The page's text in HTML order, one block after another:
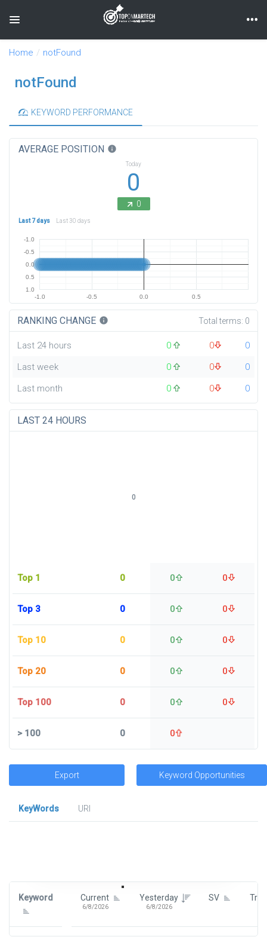
Toggle navigation
Home notFound
notFound
KEYWORD PERFORMANCE
AVERAGE POSITION info
Today
0
0
Last 7 days Last 30 days
-1.0 -0.5 0.0 0.5
-1.0
-0.5
0.0
0.5
1.0
RANKING CHANGE info Total terms: 0
Last 24 hours 0 0
0
Last week
0 0
0
Last month
0 0 0
LAST 24 HOURS
Top 1 0 0 0
Top 3 0 0 0
Top 10 0 0 0
Top 20 0 0 0
Top 100 0 0 0
>100 0 0
0
Export Keyword Opportunities
KeyWords
URl
Keyword Current
6/8/2026
Yesterday
6/8/2026
SV